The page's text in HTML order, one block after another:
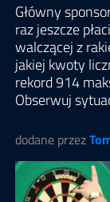
Główny
raz jeszcze
walczącej z
jakiej kwoty
rekord 914
Obserwuj
dodane przez